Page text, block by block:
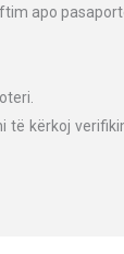
apo
të kërkoj